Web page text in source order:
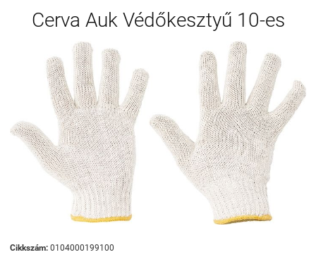
Cerva Auk Védőkesztyű 10-es
Cikkszám: 0104000199100